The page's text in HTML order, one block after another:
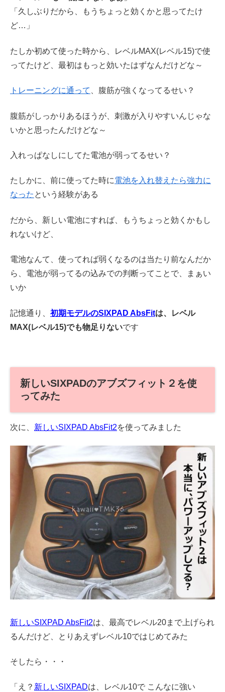
「久しぶりだから、もうちょっと効くかと思ってたけ
ど…」
たしか初めて使った時から、レベルMAX(レベル15)で使
ってたけど、最初はもっと効いたはずなんだけどな～
トレーニングに通って 、腹筋が強くなってるせい？
腹筋がしっかりあるほうが、刺激が入りやすいんじゃな
いかと思ったんだけどな～
入れっぱなしにしてた電池が弱ってるせい？
たしかに、前に使ってた時に電池を入れ替えたら強力に
なった という経験がある
だから、新しい電池にすれば、もうちょっと効くかもし
れないけど、
電池なんて、使ってれば弱くなるのは当たり前なんだか
ら、電池が弱ってるの込みでの判断ってことで、まぁい
いか
記憶通り、 初期モデルのSIXPAD AbsFitは、レベル
MAX(レベル15)でも物足りないです
新しいSIXPADのアブズフィット２を使
ってみた
次に、 新しいSIXPAD AbsFit2を使ってみました
新しいSIXPAD AbsFit2は、最高でレベル20まで上げられ
るんだけど、とりあえずレベル10ではじめてみた
そしたら・・・
「え？ 新しいSIXPADは、レベル10で こんなに強い